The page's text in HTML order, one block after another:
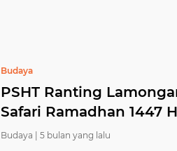
Budaya
PSHT Ranting
Safari Ramadhan 1447
Budaya | 5 bulan yang lalu